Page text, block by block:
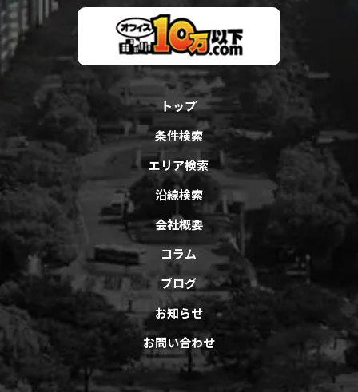
トップ
条件検索
エリア検索
沿線検索
会社概要
コラム
ブログ
お知らせ
お問い合わせ